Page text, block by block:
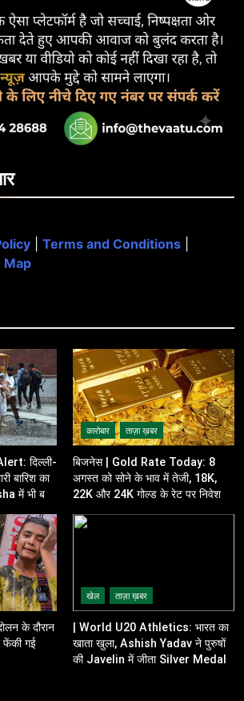
Terms and Conditions
Map
दिल्ली-
बारिश का
में भी बढ़ी
कारोबार ताज़ा ख़बर
बिजनेस | Gold Rate Today: 8
अगस्त को सोने के भाव में तेजी, 18K,
22K और 24K गोल्ड के रेट पर निवेशकों
के दौरान
फेंकी गई
खेल ताज़ा ख़बर
| World U20 Athletics: भारत का
खाता खुला, Ashish Yadav ने पुरुषों
की Javelin में जीता Silver Medal